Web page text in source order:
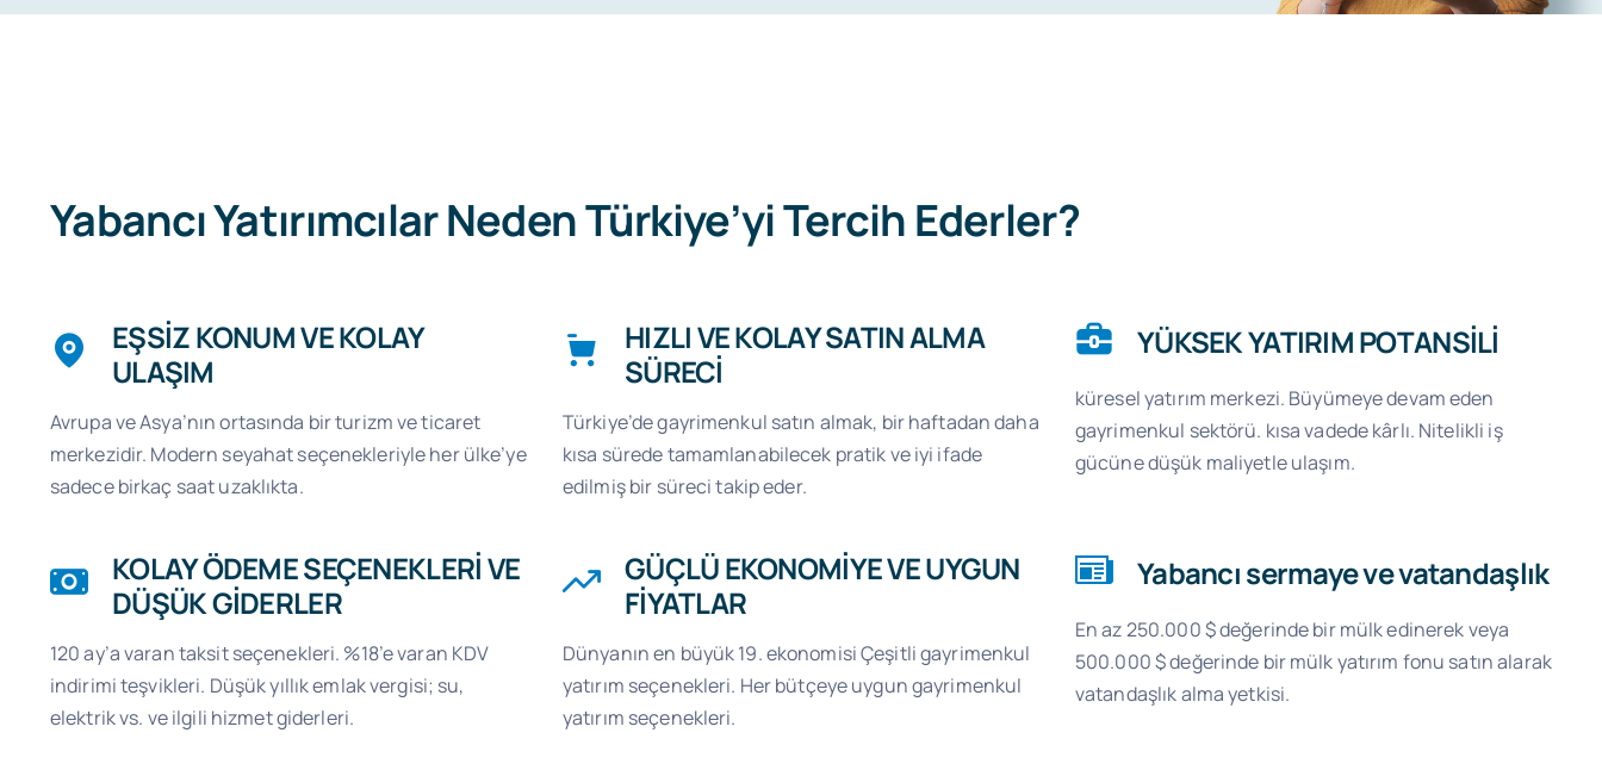
Yabancı Yatırımcılar Neden Türkiye’yi Tercih Ederler?
EŞSİZ KONUM VE KOLAY
ULAŞIM
Avrupa ve Asya’nın ortasında bir turizm ve ticaret
merkezidir. Modern seyahat seçenekleriyle her ülke’ye
sadece birkaç saat uzaklıkta.
HIZLI VE KOLAY SATIN ALMA
SÜRECİ
Türkiye’de gayrimenkul satın almak, bir haftadan daha
kısa sürede tamamlanabilecek pratik ve iyi ifade
edilmiş bir süreci takip eder.
YÜKSEK YATIRIM POTANSİLİ
küresel yatırım merkezi. Büyümeye devam eden
gayrimenkul sektörü. kısa vadede kârlı. Nitelikli iş
gücüne düşük maliyetle ulaşım.
KOLAY ÖDEME SEÇENEKLERİ VE
DÜŞÜK GİDERLER
120 ay’a varan taksit seçenekleri. %18’e varan KDV
indirimi teşvikleri. Düşük yıllık emlak vergisi; su,
elektrik vs. ve ilgili hizmet giderleri.
GÜÇLÜ EKONOMİYE VE UYGUN
FİYATLAR
Dünyanın en büyük 19. ekonomisi Çeşitli gayrimenkul
yatırım seçenekleri. Her bütçeye uygun gayrimenkul
yatırım seçenekleri.
Yabancı sermaye ve vatandaşlık
En az 250.000 $ değerinde bir mülk edinerek veya
500.000 $ değerinde bir mülk yatırım fonu satın alarak
vatandaşlık alma yetkisi.